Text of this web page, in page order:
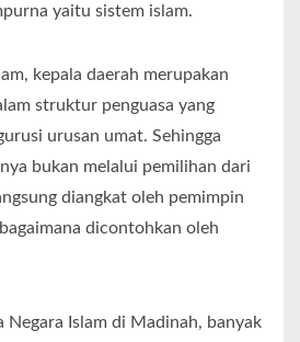
yaitu sistem islam.
kepala daerah merupakan
struktur penguasa yang
urusan umat. Sehingga
bukan melalui pemilihan dari
diangkat oleh pemimpin
dicontohkan oleh
Negara Islam di Madinah, banyak